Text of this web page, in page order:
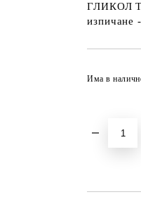
ГЛИКОЛ
изпичане
Има в